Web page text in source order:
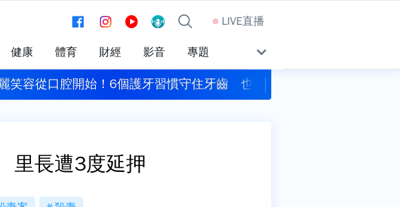
LIVE直播
健康 體育 財經 影音 專題
6個護牙習慣守住牙齒 也守護全身健康中共假借颱風「交管」台海 陸委會：
里長遭3度延押